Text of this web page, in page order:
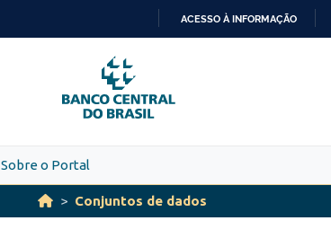
PARA
O
CONTEÚDO
ACESSO À INFORMAÇÃO
Sobre o Portal
Conjuntos de dados